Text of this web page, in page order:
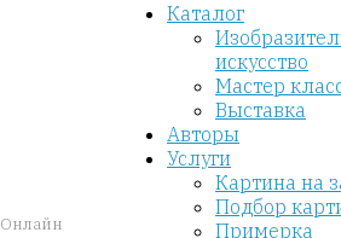
Онлайн
Каталог
искусство
Мастер
Выставка
Авторы
Услуги
Картина на
Подбор
Примерка